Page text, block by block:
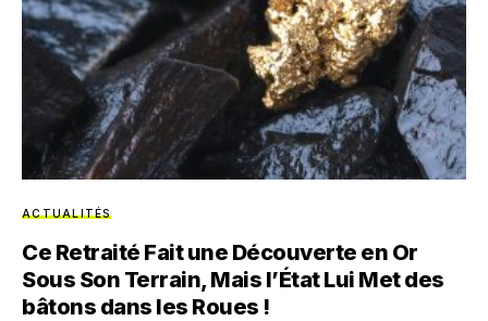
ACTUALITÉS
Ce Retraité Fait une Découverte en Or
Sous Son Terrain, Mais l’État Lui Met des
bâtons dans les Roues !